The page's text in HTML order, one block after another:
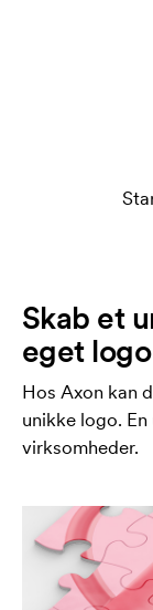
Skab et
eget logo
Hos Axon kan
unikke logo.
virksomheder.